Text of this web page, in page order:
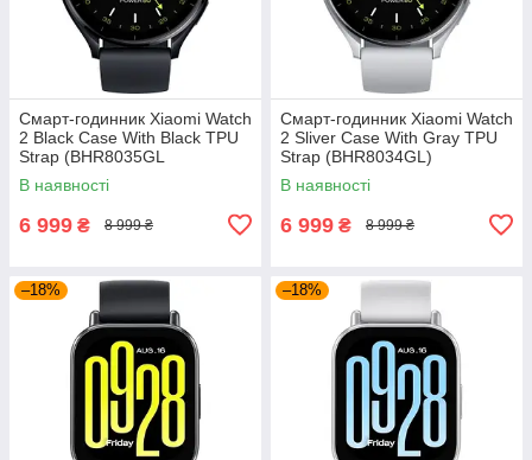
Смарт-годинник Xiaomi Watch
2 Black Case With Black TPU
Strap (BHR8035GL
В наявності
6 999 ₴ 8 999 ₴
Смарт-годинник Xiaomi Watch
2 Sliver Case With Gray TPU
Strap (BHR8034GL)
В наявності
6 999 ₴ 8 999 ₴
–18% –18%